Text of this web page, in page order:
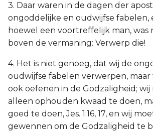
3. Daar waren in de dagen der
ongoddelijke en oudwijfse fabelen,
hoewel een voortreffelijk man, was
boven de vermaning: Verwerp die!
4. Het is niet genoeg, dat wij de
oudwijfse fabelen verwerpen, maar
ook oefenen in de Godzaligheid;
alleen ophouden kwaad te doen,
goed te doen, Jes. 1:16, 17, en wij
gewennen om de Godzaligheid te